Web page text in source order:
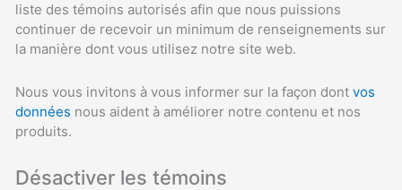
liste des témoins autorisés afin que nous puissions
continuer de recevoir un minimum de renseignements sur
la manière dont vous utilisez notre site web.
Nous vous invitons à vous informer sur la façon dontvos
données nous aident à améliorer notre contenu et nos
produits.
Désactiver les témoins